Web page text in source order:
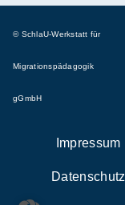
© SchlaU-Werkstatt für
Migrationspädagogik
gGmbH
Impressum
Datenschutz